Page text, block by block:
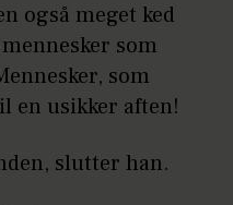
også meget ked
som
som
en usikker aften!
slutter han.